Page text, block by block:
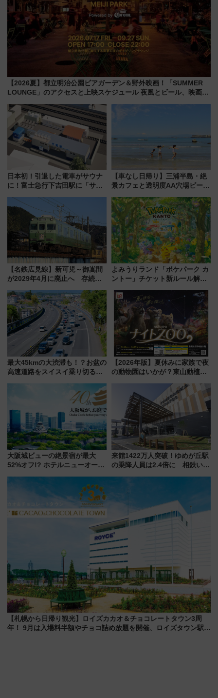
【2026夏】都立明治公園ビアガーデン＆野外映画！「SUMMER
LOUNGE」のアクセスと上映スケジュール 夜風とビール、映画を
日本初！引退した電車がサウナ
に！富士急行下吉田駅に「サ電
業 行き交う電車の音や振動を
感じながら「ととのう」新感覚
【車なし日帰り】三浦半島・絶
景カフェと透明度AA穴場ビーチ
用してストレスフリー旅へ行こ
う！
【名鉄広見線】新可児～御嵩間
が2029年4月に廃止へ 存続協
よみうりランド「ポケパーク カ
ントー」チケット新ルール解
本人確認が11月スタート
最大45kmの大渋滞も！？お盆の
高速道路をスイスイ乗り切る快
【2026年版】夏休みに家族で夜
の動物園はいかが？東山動植物
大阪城ビューの絶景宿が最大
52%オフ!? ホテルニューオータ
ール」で秋の関西旅を豪華にす
る方法（8月20日まで！）
来館1422万人突破！ゆめが丘駅
の乗降人員は2.4倍に 相鉄いず
【札幌から日帰り観光】ロイズカカオ＆チョコレートタウン3周
年！ 9月は入場料半額やチョコ詰め放題を開催、ロイズタウン駅か